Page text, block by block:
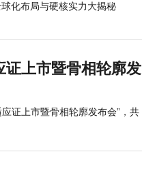
化布局与硬核实力大揭秘
上市暨骨相轮廓发
证上市暨骨相轮廓发布会”，共